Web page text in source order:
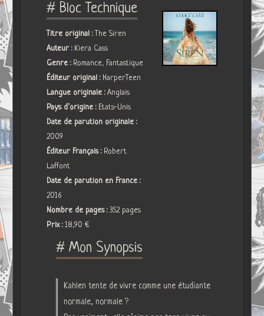
# Bloc Technique
Titre original : The Siren
Auteur : Kiera Cass
Genre : Romance, Fantastique
Éditeur original : HarperTeen
Langue originale :Anglais
Pays d’origine : Etats-Unis
Date de parution originale :
2009
Éditeur Français : Robert
Laffont
Date de parution en France :
2016
Nombre de pages :352 pages
Prix :18,90 €
# Mon Synopsis
Kahlen tente de vivre comme une étudiante
normale, normale ?